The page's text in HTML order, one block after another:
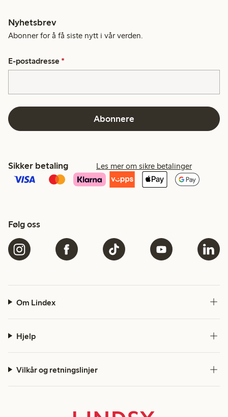
Nyhetsbrev
Abonner for å få siste nytt i vår verden.
E-postadresse *
Abonnere
Sikker betaling Les mer om sikre betalinger
Følg oss
Om Lindex
Hjelp
Vilkår og retningslinjer